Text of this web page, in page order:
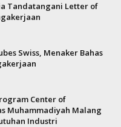
Tandatangani Letter of
Swiss, Menaker Bahas
Center of
Muhammadiyah Malang
Industri